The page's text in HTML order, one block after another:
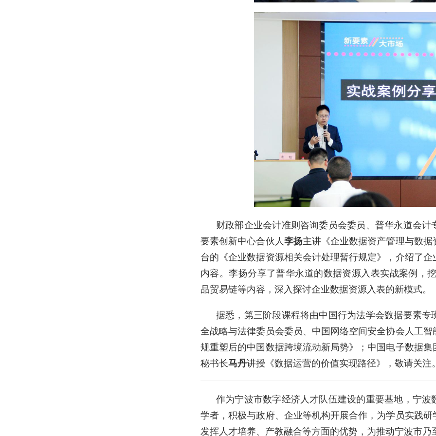
财政部企业会计准则咨询委员会委员、普华永道会计
要素创新中心合伙人李扬主讲《企业数据资产管理与数
台的《企业数据资源相关会计处理暂行规定》，介绍了
内容。李扬分享了普华永道的数据资源入表实战案例，
品贸易链等内容，深入探讨企业数据资源入表的新模式。
据悉，第三阶段课程将由中国行为法学会数据要素
全战略与法律委员会委员、中国网络空间安全协会人工
规重塑后的中国数据跨境流动新局势》；中国电子数据
秘书长马丹讲授《数据运营的价值实现路径》，敬请关注
作为宁波市数字经济人才队伍建设的重要基地，宁
学者，积极与政府、企业等机构开展合作，为学员实践
发挥人才培养、产教融合等方面的优势，为推动宁波市